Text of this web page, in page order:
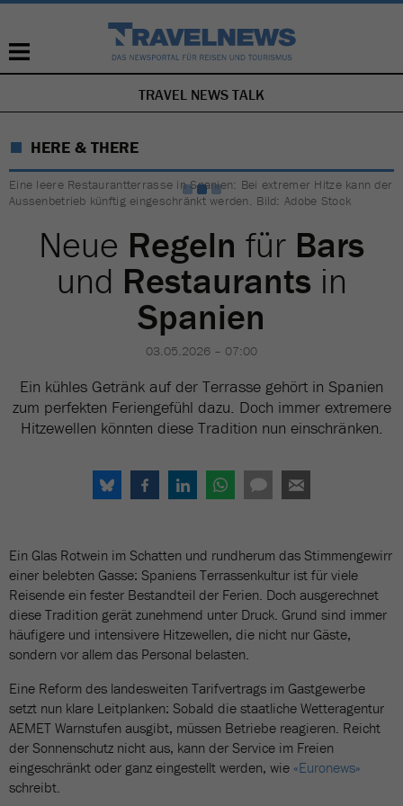
NAVIGATION
ÜBERSPRINGEN
TRAVEL NEWS TALK
HERE & THERE
Eine leere Restaurantterrasse in Spanien: Bei extremer Hitze kann der
Aussenbetrieb künftig eingeschränkt werden. Bild: Adobe Stock
Neue Regeln für Bars
und Restaurants in
Spanien
03.05.2026 – 07:00
Ein kühles Getränk auf der Terrasse gehört in Spanien
zum perfekten Feriengefühl dazu. Doch immer extremere
Hitzewellen könnten diese Tradition nun einschränken.
Ein Glas Rotwein im Schatten und rundherum das Stimmengewirr
einer belebten Gasse: Spaniens Terrassenkultur ist für viele
Reisende ein fester Bestandteil der Ferien. Doch ausgerechnet
diese Tradition gerät zunehmend unter Druck. Grund sind immer
häufigere und intensivere Hitzewellen, die nicht nur Gäste,
sondern vor allem das Personal belasten.
Eine Reform des landesweiten Tarifvertrags im Gastgewerbe
setzt nun klare Leitplanken: Sobald die staatliche Wetteragentur
AEMET Warnstufen ausgibt, müssen Betriebe reagieren. Reicht
der Sonnenschutz nicht aus, kann der Service im Freien
eingeschränkt oder ganz eingestellt werden, wie «Euronews»
schreibt.